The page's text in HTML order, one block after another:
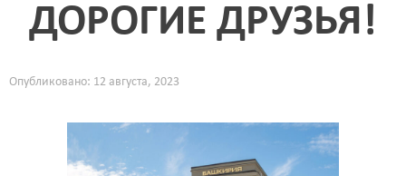
ДОРОГИЕ ДРУЗЬЯ!
Опубликовано: 12 августа, 2023